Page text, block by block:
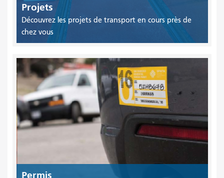
Projets
Découvrez les projets de transport en cours près de
chez vous
Permis